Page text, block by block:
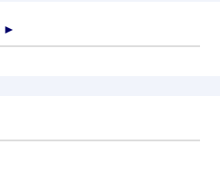
►